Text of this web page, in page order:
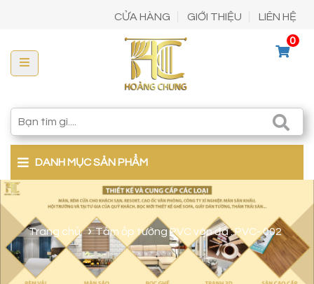
CỬA HÀNG GIỚI THIỆU LIÊN HỆ
0
DANH MỤC SẢN PHẨM
Trang chủ Tấm ốp tường PVC vân đá : PVC- 002